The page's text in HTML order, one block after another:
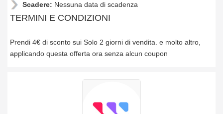
Scadere: Nessuna data di scadenza
TERMINI E CONDIZIONI
Prendi 4€ di sconto sui Solo 2 giorni di vendita. e molto altro,
applicando questa offerta ora senza alcun coupon